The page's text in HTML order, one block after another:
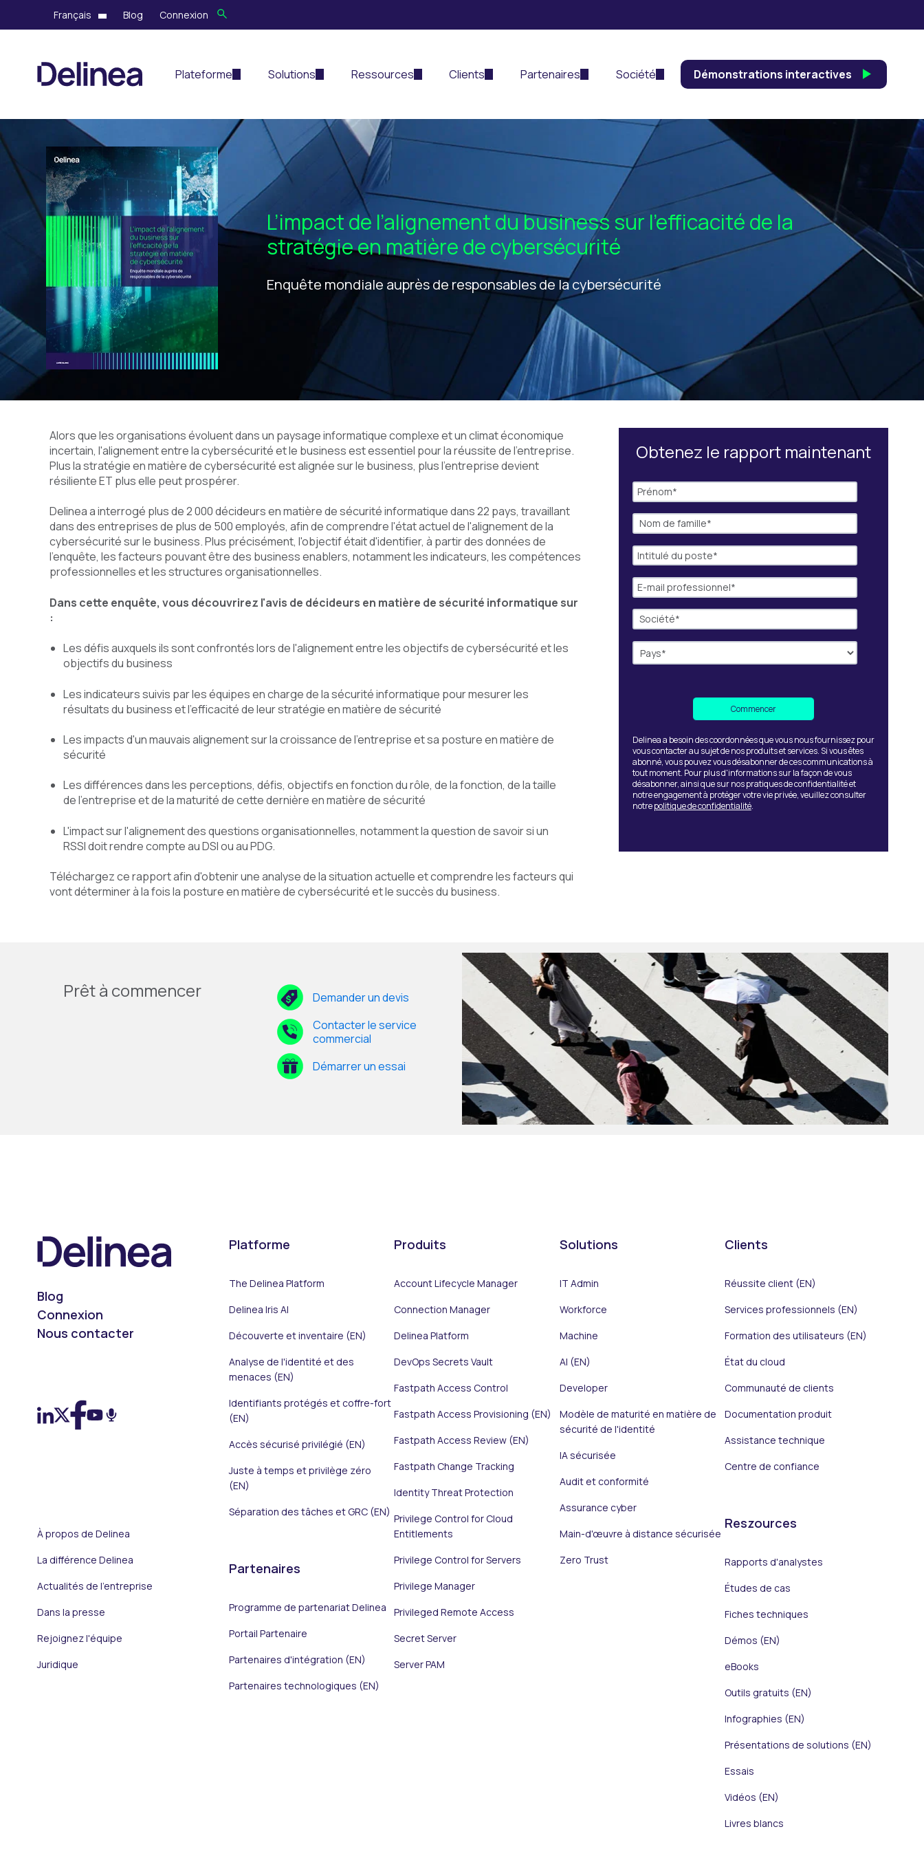
Français Blog Connexion
Plateforme Solutions Ressources Clients Partenaires Société Démonstrations interactives
L’impact de l’alignement du business sur l’efficacité de la
stratégie en matière de cybersécurité
Enquête mondiale auprès de responsables de la cybersécurité
Alors que les organisations évoluent dans un paysage informatique complexe et un climat économique
incertain, l'alignement entre la cybersécurité et le business est essentiel pour la réussite de l'entreprise.
Plus la stratégie en matière de cybersécurité est alignée sur le business, plus l'entreprise devient
résiliente ET plus elle peut prospérer.
Delinea a interrogé plus de 2 000 décideurs en matière de sécurité informatique dans 22 pays, travaillant
dans des entreprises de plus de 500 employés, afin de comprendre l'état actuel de l'alignement de la
cybersécurité sur le business. Plus précisément, l'objectif était d'identifier, à partir des données de
l'enquête, les facteurs pouvant être des business enablers, notamment les indicateurs, les compétences
professionnelles et les structures organisationnelles.
Dans cette enquête, vous découvrirez l'avis de décideurs en matière de sécurité informatique sur
:
Les défis auxquels ils sont confrontés lors de l'alignement entre les objectifs de cybersécurité et les
objectifs du business
Les indicateurs suivis par les équipes en charge de la sécurité informatique pour mesurer les
résultats du business et l'efficacité de leur stratégie en matière de sécurité
Les impacts d'un mauvais alignement sur la croissance de l'entreprise et sa posture en matière de
sécurité
Les différences dans les perceptions, défis, objectifs en fonction du rôle, de la fonction, de la taille
de l'entreprise et de la maturité de cette dernière en matière de sécurité
L'impact sur l'alignement des questions organisationnelles, notamment la question de savoir si un
RSSI doit rendre compte au DSI ou au PDG.
Téléchargez ce rapport afin d'obtenir une analyse de la situation actuelle et comprendre les facteurs qui
vont déterminer à la fois la posture en matière de cybersécurité et le succès du business.
Obtenez le rapport maintenant
Delinea a besoin des coordonnées que vous nous fournissez pour
vous contacter au sujet de nos produits et services. Si vous êtes
abonné, vous pouvez vous désabonner de ces communications à
tout moment. Pour plus d'informations sur la façon de vous
désabonner, ainsi que sur nos pratiques de confidentialité et
notre engagement à protéger votre vie privée, veuillez consulter
notrepolitique de confidentialité.
Prêt à commencer
Demander un devis
Contacter le service
commercial
Démarrer un essai
Blog
Connexion
Nous contacter
À propos de Delinea
La différence Delinea
Actualités de l'entreprise
Dans la presse
Rejoignez l'équipe
Juridique
Platforme
The Delinea Platform
Delinea Iris AI
Découverte et inventaire (EN)
Analyse de l'identité et des
menaces (EN)
Identifiants protégés et coffre-fort
(EN)
Accès sécurisé privilégié (EN)
Juste à temps et privilège zéro
(EN)
Séparation des tâches et GRC (EN)
Partenaires
Programme de partenariat Delinea
Portail Partenaire
Partenaires d'intégration (EN)
Partenaires technologiques (EN)
Produits
Account Lifecycle Manager
Connection Manager
Delinea Platform
DevOps Secrets Vault
Fastpath Access Control
Fastpath Access Provisioning (EN)
Fastpath Access Review (EN)
Fastpath Change Tracking
Identity Threat Protection
Privilege Control for Cloud
Entitlements
Privilege Control for Servers
Privilege Manager
Privileged Remote Access
Secret Server
Server PAM
Solutions
IT Admin
Workforce
Machine
AI (EN)
Developer
Modèle de maturité en matière de
sécurité de l'identité
IA sécurisée
Audit et conformité
Assurance cyber
Main-d'œuvre à distance sécurisée
Zero Trust
Clients
Réussite client (EN)
Services professionnels (EN)
Formation des utilisateurs (EN)
État du cloud
Communauté de clients
Documentation produit
Assistance technique
Centre de confiance
Reszources
Rapports d'analystes
Études de cas
Fiches techniques
Démos (EN)
eBooks
Outils gratuits (EN)
Infographies (EN)
Présentations de solutions (EN)
Essais
Vidéos (EN)
Livres blancs